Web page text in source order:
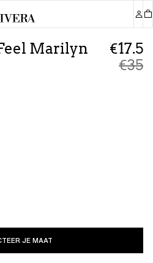
Marilyn
€17.5
€35
JE MAAT